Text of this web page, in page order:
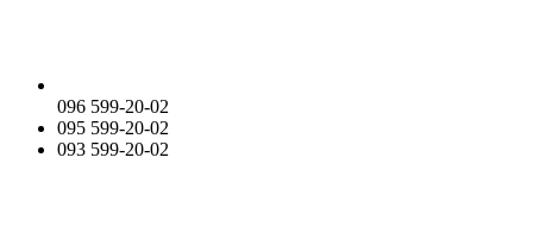
096 599-20-02
095 599-20-02
093 599-20-02